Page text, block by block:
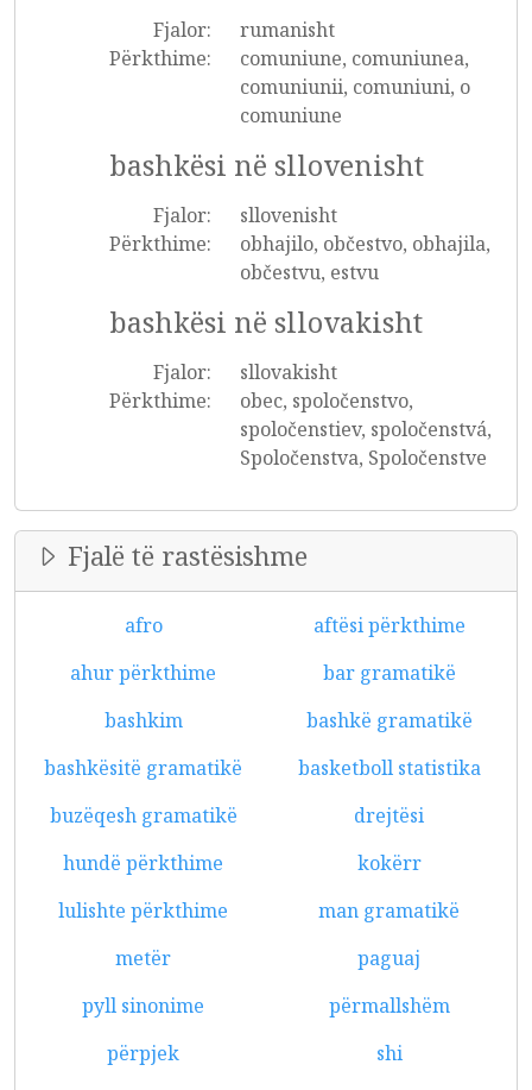
Fjalor:
rumanisht
Përkthime:
comuniune, comuniunea,
comuniunii, comuniuni, o
comuniune
bashkësi në sllovenisht
Fjalor:
sllovenisht
Përkthime:
obhajilo, občestvo, obhajila,
občestvu, estvu
bashkësi në sllovakisht
Fjalor:
sllovakisht
Përkthime:
obec, spoločenstvo,
spoločenstiev, spoločenstvá,
Spoločenstva, Spoločenstve
Fjalë të rastësishme
afro
aftësi përkthime
ahur përkthime
bar gramatikë
bashkim
bashkë gramatikë
bashkësitë gramatikë
basketboll statistika
buzëqesh gramatikë
drejtësi
hundë përkthime
kokërr
lulishte përkthime
man gramatikë
metër
paguaj
pyll sinonime
përmallshëm
përpjek
shi